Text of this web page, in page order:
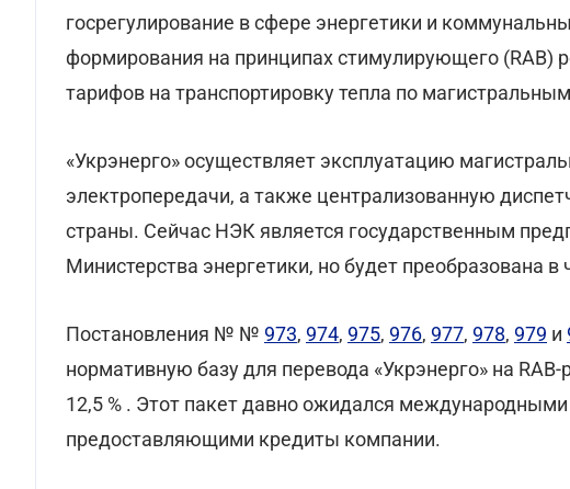
госрегулирование в сфере энергетики и
формирования на принципах стимулирующего (RAB)
тарифов на транспортировку тепла по
«Укрэнерго» осуществляет эксплуатацию
электропередачи, а также централизованную
страны. Сейчас НЭК является государственным
Министерства энергетики, но будет преобразована
Постановления № № 973, 974, 975, 976, 977, 978, 979 и
нормативную базу для перевода «Укрэнерго» на
12,5 % . Этот пакет давно ожидался
предоставляющими кредиты компании.